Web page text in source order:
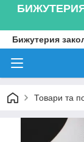
Бижутерия
Товари та